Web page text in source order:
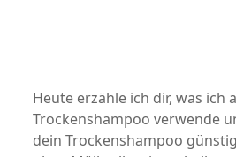
Heute erzähle ich dir, was ich
Trockenshampoo verwende
dein Trockenshampoo